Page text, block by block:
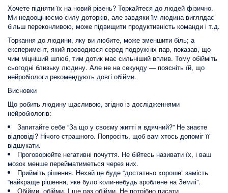
Хочете підняти їх на новий рівень? Торкайтеся до людей фізично.
Ми недооцінюємо силу доторків, але завдяки їм людина виглядає
більш переконливою, може підвищити продуктивність команди і т.д.
Торкання до людини, яку ви любите, може зменшити біль; а
експеримент, який проводився серед подружніх пар, показав, що
чим міцніший шлюб, тим дотик має сильніший вплив. Тому обійміть
сьогодні близьку людину. Але не на секунду — поясніть їй, що
нейробіологи рекомендують довгі обійми.
Висновки
Що робить людину щасливою, згідно із дослідженнями
нейробіологів:
Запитайте себе “За що у своєму житті я вдячний?” Не знаєте
відповіді? Нічого страшного. Попросіть, щоб вам хтось допоміг її
відшукати.
Проговорюйте негативні почуття. Не бійтесь називати їх, і ваш
мозок менше перейматиметься через них.
Прийміть рішення. Нехай це буде “достатньо хороше” замість
“найкраще рішення, яке було коли-небудь зроблене на Землі”.
Обійми, обійми. І ще раз обійми. Не потрібно писати